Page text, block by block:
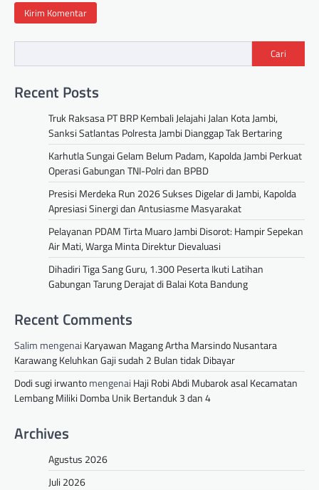
Cari
Recent Posts
Truk Raksasa PT BRP Kembali Jelajahi Jalan Kota Jambi,
Sanksi Satlantas Polresta Jambi Dianggap Tak Bertaring
Karhutla Sungai Gelam Belum Padam, Kapolda Jambi Perkuat
Operasi Gabungan TNI-Polri dan BPBD
Presisi Merdeka Run 2026 Sukses Digelar di Jambi, Kapolda
Apresiasi Sinergi dan Antusiasme Masyarakat
Pelayanan PDAM Tirta Muaro Jambi Disorot: Hampir Sepekan
Air Mati, Warga Minta Direktur Dievaluasi
Dihadiri Tiga Sang Guru, 1.300 Peserta Ikuti Latihan
Gabungan Tarung Derajat di Balai Kota Bandung
Recent Comments
Salim mengenai Karyawan Magang Artha Marsindo Nusantara
Karawang Keluhkan Gaji sudah 2 Bulan tidak Dibayar
Dodi sugi irwantomengenai Haji Robi Abdi Mubarok asal Kecamatan
Lembang Miliki Domba Unik Bertanduk 3 dan 4
Archives
Agustus 2026
Juli 2026